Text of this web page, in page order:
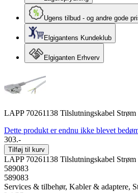
Ugens tilbud - og andre gode
Elgigantens Kundeklub
Elgiganten Erhverv
LAPP 70261138 Tilslutningskabel Strøm
Dette produkt er endnu ikke blevet
303.-
Tilføj til kurv
LAPP 70261138 Tilslutningskabel Strøm
589083
589083
Services & tilbehør, Kabler & adaptere,